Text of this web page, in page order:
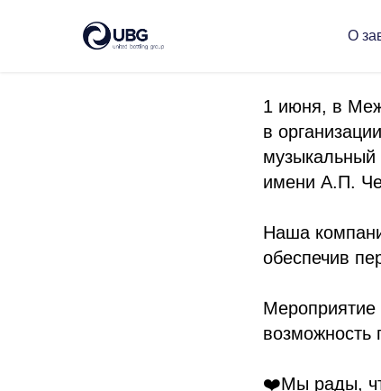
1 июня, в
в
музыкальный
имени А.П.
Наша
обеспечив
Мероприятие
возможность
❤️Мы рады,
О